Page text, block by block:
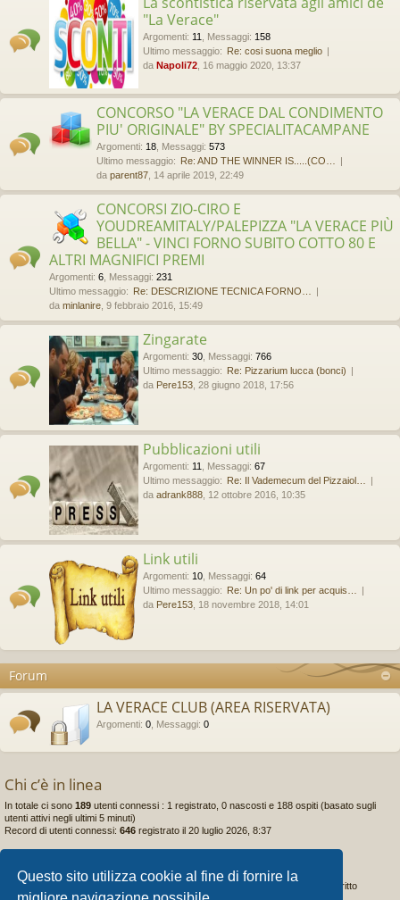
Questo sito utilizza cookie al fine di fornire la
"La Verace"
Argomenti: 11 Messaggi: 158
Ultimo messaggio:
Re: cosi suona meglio
da Napoli72 , 16 maggio 2020, 13:37
CONCORSO "LA VERACE DAL CONDIMENTO
PIU' ORIGINALE" BY SPECIALITACAMPANE
Argomenti: 18 Messaggi: 573
Ultimo messaggio:
Re: AND THE WINNER IS.....(CO…
da parent87 , 14 aprile 2019, 22:49
CONCORSI ZIO-CIRO E
YOUDREAMITALY/PALEPIZZA "LA VERACE PIÙ
BELLA" - VINCI FORNO SUBITO COTTO 80 E
ALTRI MAGNIFICI PREMI
Argomenti: 6 Messaggi: 231
Ultimo messaggio:
Re: DESCRIZIONE TECNICA FORNO…
da minlanire , 9 febbraio 2016, 15:49
Zingarate
Argomenti: 30 Messaggi: 766
Ultimo messaggio:
Re: Pizzarium lucca (bonci)
da Pere153 , 28 giugno 2018, 17:56
Pubblicazioni utili
Argomenti: 11 Messaggi: 67
Ultimo messaggio:
Re: Il Vademecum del Pizzaiol…
da adrank888 , 12 ottobre 2016, 10:35
Link utili
Argomenti: 10 Messaggi: 64
Ultimo messaggio:
Re: Un po' di link per acquis…
da Pere153 , 18 novembre 2018, 14:01
Forum
LA VERACE CLUB (AREA RISERVATA)
Argomenti: 0 Messaggi: 0
Chi c’è in linea
In totale ci sono 189 utenti connessi : 1 registrato, 0 nascosti e 188 ospiti (basato sugli
utenti attivi negli ultimi 5 minuti)
Record di utenti connessi: 646 registrato il 20 luglio 2026, 8:37
Totale messaggi
• Ultimo iscritto